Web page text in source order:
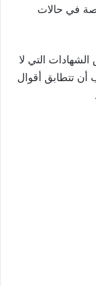
في حالات
التي لا
تتطابق أقوال